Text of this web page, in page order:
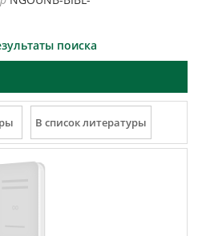
поиска